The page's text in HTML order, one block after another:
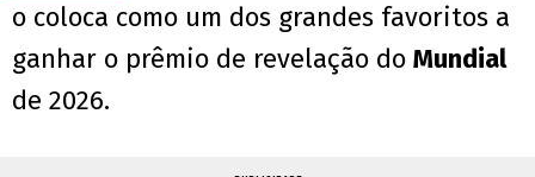
o coloca como um dos grandes favoritos a
ganhar o prêmio de revelação do Mundial
de 2026.